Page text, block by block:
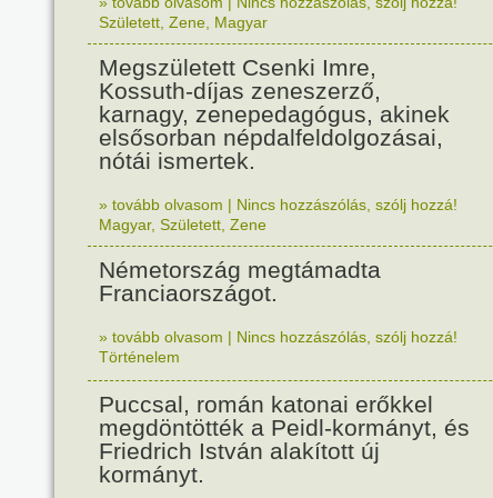
Született Zene Magyar
Megszületett Csenki Imre,
Kossuth-díjas zeneszerző,
karnagy, zenepedagógus, akinek
elsősorban népdalfeldolgozásai,
nótái ismertek.
» tovább olvasom | Nincs hozzászólás, szólj hozzá!
Magyar, Született Zene
Németország megtámadta
Franciaországot.
» tovább olvasom | Nincs hozzászólás, szólj hozzá!
Történelem
Puccsal, román katonai erőkkel
megdöntötték a Peidl-kormányt, és
Friedrich István alakított új
kormányt.